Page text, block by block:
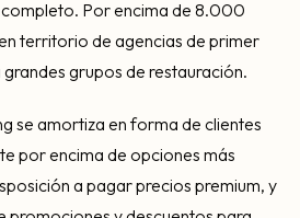
Por encima de 8.000
territorio de agencias de primer
grupos de restauración.
se amortiza en forma de clientes
por encima de opciones más
a pagar precios premium, y